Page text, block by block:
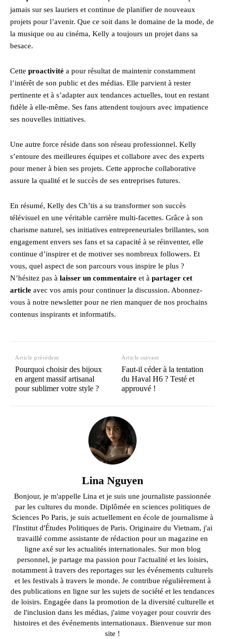
jamais sur ses lauriers et continue de planifier de nouveaux
projets pour l’avenir. Que ce soit dans le domaine de la mode, de
la musique ou au cinéma, Kelly a toujours un projet dans sa
besace.
Cette proactivité a pour résultat de maintenir constamment
l’intérêt de son public et des médias. Elle parvient à rester
pertinente et à s’adapter aux tendances actuelles, tout en restant
fidèle à elle-même. Ses fans attendent toujours avec impatience
ses nouvelles initiatives.
Une autre force réside dans son réseau professionnel. Kelly
s’entoure des meilleures équipes et collabore avec des experts
pour mener à bien ses projets. Cette approche collaborative
assure la qualité et le succès de ses entreprises futures.
En résumé, Kelly des Ch’tis a su transformer son succès
télévisuel en une véritable carrière multi-facettes. Grâce à son
charisme naturel, ses initiatives entrepreneuriales brillantes, son
engagement envers ses fans et sa capacité à se réinventer, elle
continue d’inspirer et de motiver ses nombreux followers. Et
vous, quel aspect de son parcours vous inspire le plus ?
N’hésitez pas à laisser un commentaire et à partager cet
article avec vos amis pour continuer la discussion. Abonnez-
vous à notre newsletter pour ne rien manquer de nos prochains
contenus inspirants et informatifs.
Article précédent
Pourquoi choisir des bijoux
en argent massif artisanal
pour sublimer votre style ?
Article suivant
Faut-il céder à la tentation
du Haval H6 ? Testé et
approuvé !
Lina Nguyen
Bonjour, je m'appelle Lina et je suis une journaliste passionnée
par les cultures du monde. Diplômée en sciences politiques de
Sciences Po Paris, je suis actuellement en école de journalisme à
l'Institut d'Études Politiques de Paris. Originaire du Vietnam, j'ai
travaillé comme assistante de rédaction pour un magazine en
ligne axé sur les actualités internationales. Sur mon blog
personnel, je partage ma passion pour l'actualité et les loisirs,
notamment à travers des reportages sur les événements culturels
et les festivals à travers le monde. Je contribue régulièrement à
des publications en ligne sur les sujets de société et les tendances
de loisirs. Engagée dans la promotion de la diversité culturelle et
de l'inclusion dans les médias, j'aime voyager pour couvrir des
histoires et des événements internationaux. Bienvenue sur mon
site !